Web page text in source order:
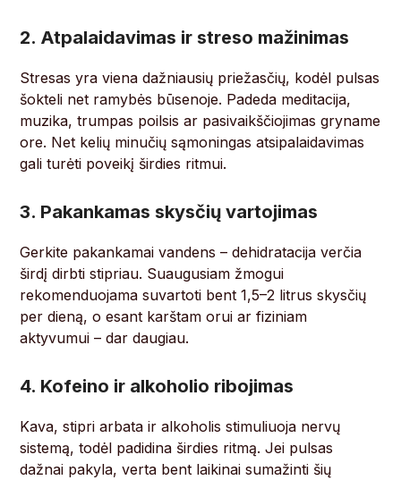
2. Atpalaidavimas ir streso mažinimas
Stresas yra viena dažniausių priežasčių, kodėl pulsas
šokteli net ramybės būsenoje. Padeda meditacija,
muzika, trumpas poilsis ar pasivaikščiojimas gryname
ore. Net kelių minučių sąmoningas atsipalaidavimas
gali turėti poveikį širdies ritmui.
3. Pakankamas skysčių vartojimas
Gerkite pakankamai vandens – dehidratacija verčia
širdį dirbti stipriau. Suaugusiam žmogui
rekomenduojama suvartoti bent 1,5–2 litrus skysčių
per dieną, o esant karštam orui ar fiziniam
aktyvumui – dar daugiau.
4. Kofeino ir alkoholio ribojimas
Kava, stipri arbata ir alkoholis stimuliuoja nervų
sistemą, todėl padidina širdies ritmą. Jei pulsas
dažnai pakyla, verta bent laikinai sumažinti šių